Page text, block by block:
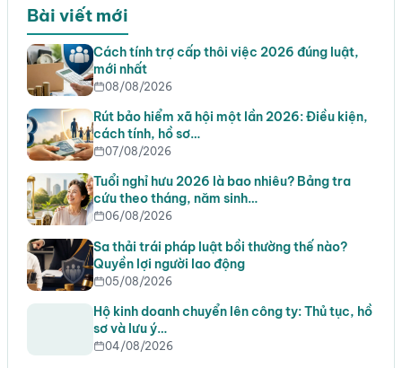
Bài viết mới
Cách tính trợ cấp thôi việc 2026 đúng luật,
mới nhất
08/08/2026
Rút bảo hiểm xã hội một lần 2026: Điều kiện,
cách tính, hồ sơ…
07/08/2026
Tuổi nghỉ hưu 2026 là bao nhiêu? Bảng tra
cứu theo tháng, năm sinh…
06/08/2026
Sa thải trái pháp luật bồi thường thế nào?
Quyền lợi người lao động
05/08/2026
Hộ kinh doanh chuyển lên công ty: Thủ tục, hồ
sơ và lưu ý…
04/08/2026